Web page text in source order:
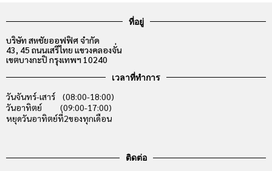
ที่อยู่
บริษัท สหชัยออฟฟิศ จำกัด
43, 45 ถนนเสรีไทย แขวงคลองจั่น
เขตบางกะปิ กรุงเทพฯ 10240
เวลาที่ทำการ
วันจันทร์-เสาร์ (08:00-18:00)
วันอาทิตย์ (09:00-17:00)
หยุดวันอาทิตย์ที่2ของทุกเดือน
ติดต่อ